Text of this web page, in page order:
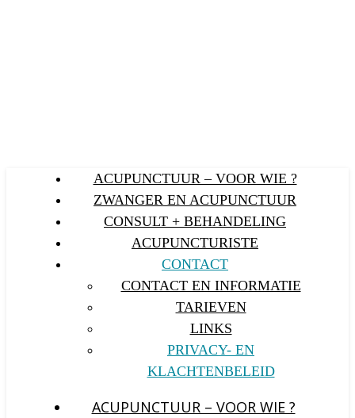
ACUPUNCTUUR – VOOR WIE ?
ZWANGER EN ACUPUNCTUUR
CONSULT + BEHANDELING
ACUPUNCTURISTE
CONTACT
CONTACT EN INFORMATIE
TARIEVEN
LINKS
PRIVACY- EN
KLACHTENBELEID
ACUPUNCTUUR – VOOR WIE ?